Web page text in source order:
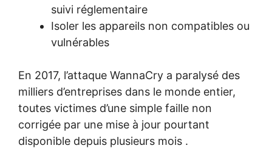
suivi réglementaire
Isoler les appareils non compatibles ou
vulnérables
En 2017, l’attaque WannaCry a paralysé des
milliers d’entreprises dans le monde entier,
toutes victimes d’une simple faille non
corrigée par une mise à jour pourtant
disponible depuis plusieurs mois .